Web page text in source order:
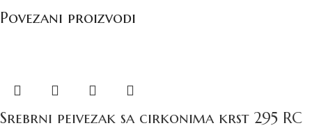
Povezani proizvodi
Srebrni peivezak sa cirkonima krst 295 RC